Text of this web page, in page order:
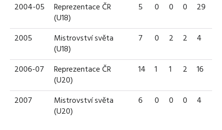
2004-05
Reprezentace ČR
(U18)
5 0 0 0 29
2005
Mistrovství světa
(U18)
7 0 2 2 4
2006-07
Reprezentace ČR
(U20)
14 1 1 2 16
2007
Mistrovství světa
(U20)
6 0 0 0 4